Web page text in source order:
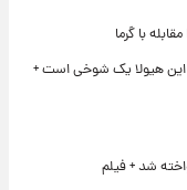
با گرما
این هیولا یک شوخی است +
شد + فیلم